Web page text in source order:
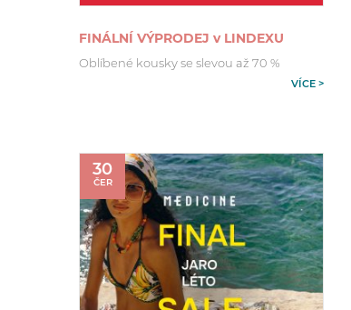
FINÁLNÍ VÝPRODEJ v LINDEXU
Oblíbené kousky se slevou až 70 %
VÍCE >
30
ČER